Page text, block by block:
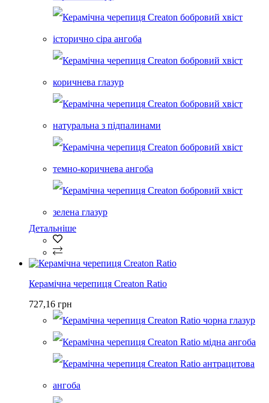
Детальніше
Керамічна черепиця Creaton Ratio
727,16 грн